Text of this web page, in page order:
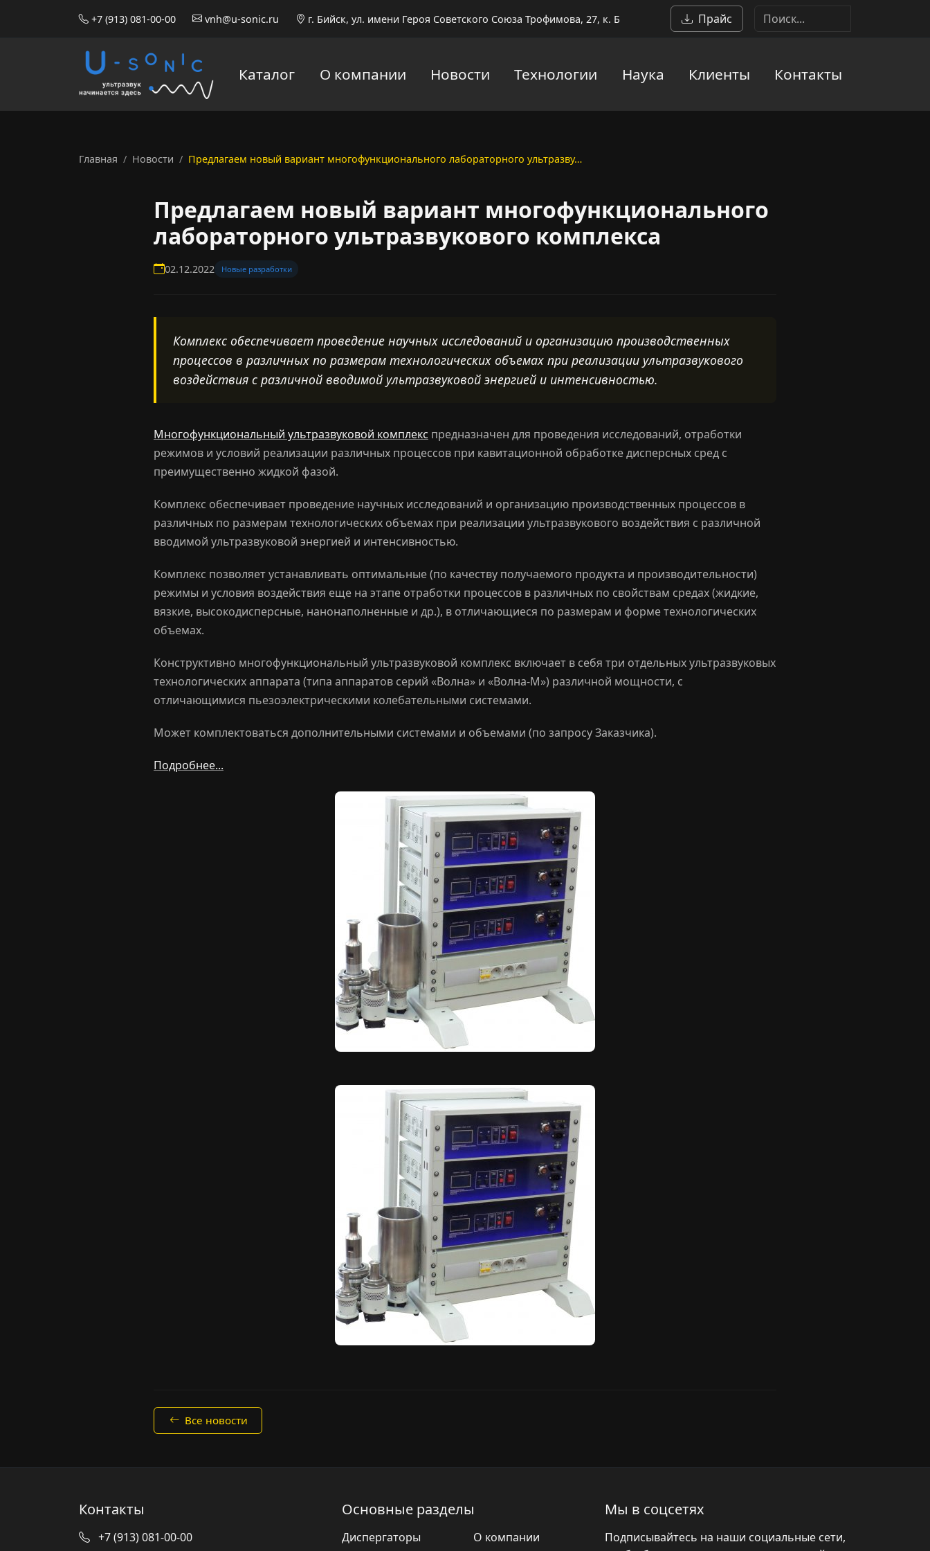
+7 (913) 081-00-00 vnh@u-sonic.ru г. Бийск, ул. имени Героя Советского Союза Трофимова, 27, к. Б Прайс
Каталог О компании Новости Технологии Наука Клиенты Контакты
Главная Новости Предлагаем новый вариант многофункционального лабораторного ультразву…
Предлагаем новый вариант многофункционального
лабораторного ультразвукового комплекса
02.12.2022 Новые разработки
Комплекс обеспечивает проведение научных исследований и организацию производственных
процессов в различных по размерам технологических объемах при реализации ультразвукового
воздействия с различной вводимой ультразвуковой энергией и интенсивностью.
Многофункциональный ультразвуковой комплекс предназначен для проведения исследований, отработки
режимов и условий реализации различных процессов при кавитационной обработке дисперсных сред с
преимущественно жидкой фазой.
Комплекс обеспечивает проведение научных исследований и организацию производственных процессов в
различных по размерам технологических объемах при реализации ультразвукового воздействия с различной
вводимой ультразвуковой энергией и интенсивностью.
Комплекс позволяет устанавливать оптимальные (по качеству получаемого продукта и производительности)
режимы и условия воздействия еще на этапе отработки процессов в различных по свойствам средах (жидкие,
вязкие, высокодисперсные, нанонаполненные и др.), в отличающиеся по размерам и форме технологических
объемах.
Конструктивно многофункциональный ультразвуковой комплекс включает в себя три отдельных ультразвуковых
технологических аппарата (типа аппаратов серий «Волна» и «Волна-М») различной мощности, с
отличающимися пьезоэлектрическими колебательными системами.
Может комплектоваться дополнительными системами и объемами (по запросу Заказчика).
Подробнее...
Все новости
Контакты
+7 (913) 081-00-00
Основные разделы
Диспергаторы
О компании
Мы в соцсетях
Подписывайтесь на наши социальные сети,